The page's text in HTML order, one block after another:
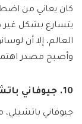
كان يعاني من
يتسارع بشكل
العالم، إلا أن
وأصبح مصدر
10. جيوفاني باتشيلي – 233 سم
جيوفاني باتشيلي،